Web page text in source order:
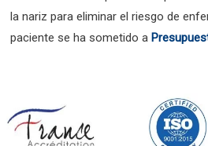
la nariz para eliminar el riesgo de
paciente se ha sometido a